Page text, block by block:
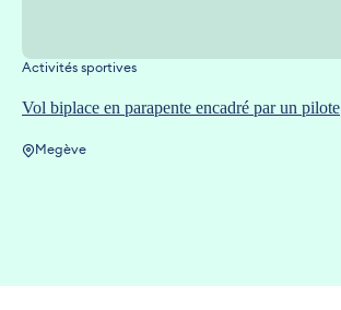
Vol biplace en parapente encadré par un pilote
Activités sportives
Megève